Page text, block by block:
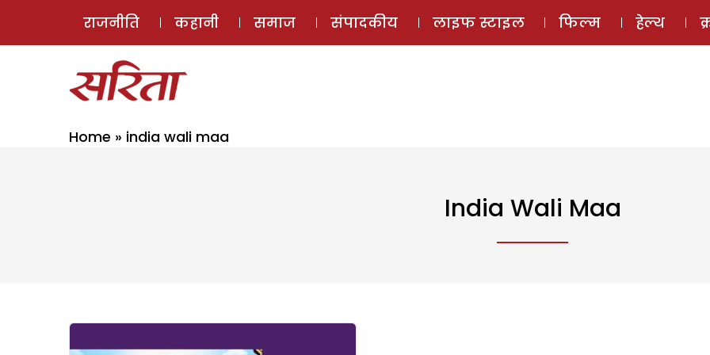
ई-मैगज़ीन
राजनीति कहानी समाज संपादकीय लाइफ स्टाइल फिल्म हेल्थ
Home » india wali maa
India Wali Maa